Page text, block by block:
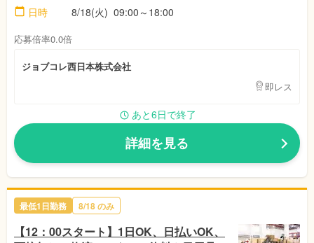
日時
8/18(火) 09:00～18:00
応募倍率0.0倍
ジョブコレ西日本株式会社
即レス
あと6日で終了
詳細を見る
最低1日勤務 8/18 のみ
【12：00スタート】1日OK、日払いOK、